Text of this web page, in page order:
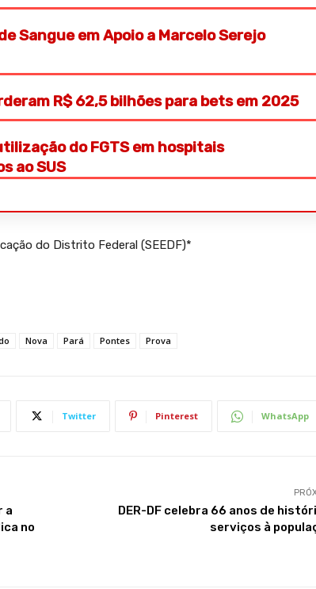
Sangue em Apoio a Marcelo Serejo
R$ 62,5 bilhões para bets em 2025
do FGTS em hospitais
ao SUS
do Distrito Federal (SEEDF)*
Nova Pará Pontes Prova
Twitter Pinterest WhatsApp
a
no
DER-DF celebra 66 anos de
serviços à